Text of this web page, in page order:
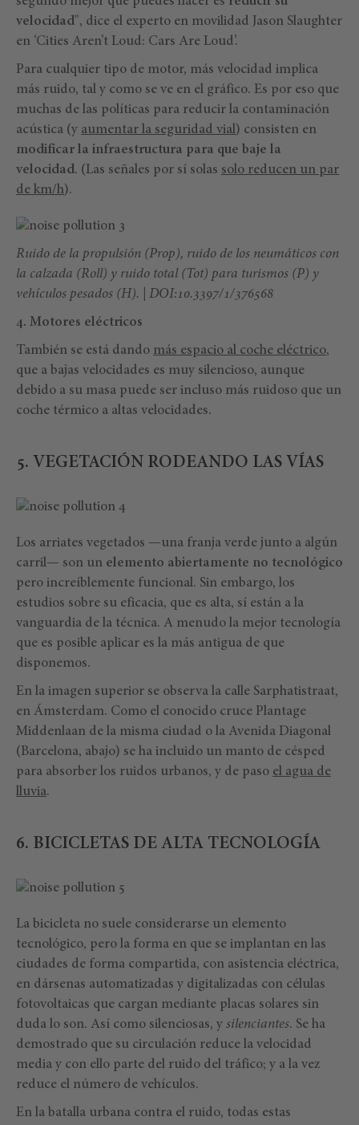
velocidad", dice el experto en movilidad Jason Slaughter
en ‘Cities Aren’t Loud: Cars Are Loud’.
Para cualquier tipo de motor, más velocidad implica
más ruido, tal y como se ve en el gráfico. Es por eso que
muchas de las políticas para reducir la contaminación
acústica (y aumentar la seguridad vial) consisten en
modificar la infraestructura para que baje la
velocidad. (Las señales por sí solas solo reducen un par
de km/h).
Ruido de la propulsión (Prop), ruido de los neumáticos con
la calzada (Roll) y ruido total (Tot) para turismos (P) y
vehículos pesados (H). | DOI:10.3397/1/376568
4. Motores eléctricos
También se está dando más espacio al coche eléctrico,
que a bajas velocidades es muy silencioso, aunque
debido a su masa puede ser incluso más ruidoso que un
coche térmico a altas velocidades.
5. VEGETACIÓN RODEANDO LAS VÍAS
Los arriates vegetados —una franja verde junto a algún
carril— son un elemento abiertamente no tecnológico
pero increíblemente funcional. Sin embargo, los
estudios sobre su eficacia, que es alta, sí están a la
vanguardia de la técnica. A menudo la mejor tecnología
que es posible aplicar es la más antigua de que
disponemos.
En la imagen superior se observa la calle Sarphatistraat,
en Ámsterdam. Como el conocido cruce Plantage
Middenlaan de la misma ciudad o la Avenida Diagonal
(Barcelona, abajo) se ha incluido un manto de césped
para absorber los ruidos urbanos, y de paso el agua de
lluvia.
6. BICICLETAS DE ALTA TECNOLOGÍA
La bicicleta no suele considerarse un elemento
tecnológico, pero la forma en que se implantan en las
ciudades de forma compartida, con asistencia eléctrica,
en dársenas automatizadas y digitalizadas con células
fotovoltaicas que cargan mediante placas solares sin
duda lo son. Así como silenciosas, y silenciantes. Se ha
demostrado que su circulación reduce la velocidad
media y con ello parte del ruido del tráfico; y a la vez
reduce el número de vehículos.
En la batalla urbana contra el ruido, todas estas